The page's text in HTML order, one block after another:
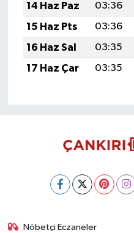
14 Haz Paz
03:36
15 Haz Pts
03:36
16 Haz Sal
03:35
17 Haz Çar
03:35
Nöbetçi Eczaneler